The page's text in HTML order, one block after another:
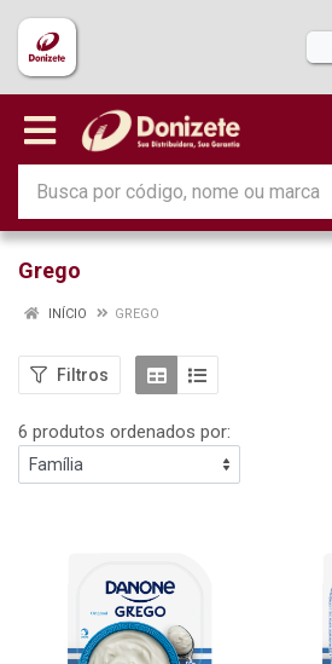
Grego
INÍCIO GREGO
Filtros
6 produtos ordenados por: